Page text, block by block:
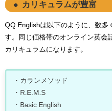
カリキュラムが豊富
QQ Englishは以下のように、数多
す。同じ価格帯のオンライン英会
カリキュラムになります。
・カランメソッド
・R.E.M.S
・Basic English